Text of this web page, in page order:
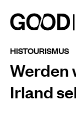
HISTOURISMUS
Werden
Irland